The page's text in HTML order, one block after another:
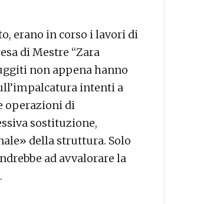
erano in corso i lavori di
di Mestre “Zara
non appena hanno
intenti a
operazioni di
sostituzione,
della struttura. Solo
ad avvalorare la